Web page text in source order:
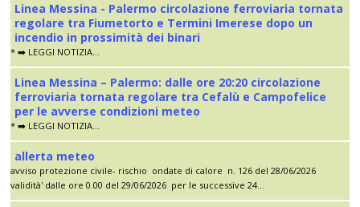
Linea Messina - Palermo circolazione ferroviaria tornata
regolare tra Fiumetorto e Termini Imerese dopo un
incendio in prossimità dei binari
* ➡️ LEGGI NOTIZIA...
Linea Messina – Palermo: dalle ore 20:20 circolazione
ferroviaria tornata regolare tra Cefalù e Campofelice
per le avverse condizioni meteo
* ➡️ LEGGI NOTIZIA...
allerta meteo
avviso protezione civile- rischio ondate di calore n. 126 del 28/06/2026
validità' dalle ore 0.00 del 29/06/2026 per le successive 24...